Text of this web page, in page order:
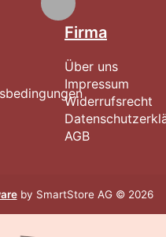
Firma
Über uns
Impressum
Widerrufsrecht
AGB
by SmartStore AG © 2026